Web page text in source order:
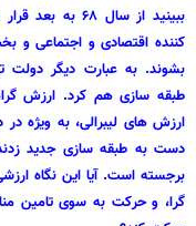
ببینید از سال
کننده اقتصادی و اجتماعی و
بشوند. به عبارت دیگر دولت
طبقه سازی هم کرد. ارزش
ارزش های لیبرالی، به ویژه
دست به طبقه سازی جدید
برجسته است. آیا این نگاه
گرا، و حرکت به سوی تامین